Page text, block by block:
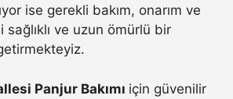
ise gerekli bakım, onarım ve
ve uzun ömürlü bir
Panjur Bakımı için güvenilir